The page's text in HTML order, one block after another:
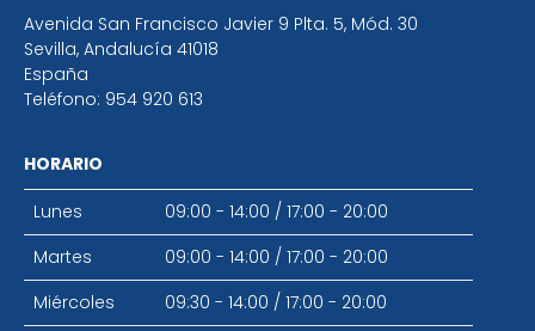
Avenida San Francisco Javier 9 Plta. 5, Mód. 30
Sevilla, Andalucía 41018
España
Teléfono: 954 920 613
HORARIO
Lunes
09:00 - 14:00 / 17:00 - 20:00
Martes
09:00 - 14:00 / 17:00 - 20:00
Miércoles
09:30 - 14:00 / 17:00 - 20:00